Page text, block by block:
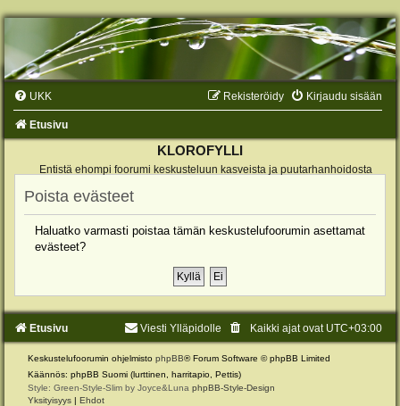
UKK Kirjaudu sisään
Rekisteröidy
Etusivu
KLOROFYLLI
Entistä ehompi foorumi keskusteluun kasveista ja puutarhanhoidosta
Poista evästeet
Haluatko varmasti poistaa tämän keskustelufoorumin asettamat
evästeet?
Etusivu Kaikki ajat ovat UTC+03:00
Viesti Ylläpidolle
Keskustelufoorumin ohjelmisto phpBB® Forum Software © phpBB Limited
Käännös: phpBB Suomi (lurttinen, harritapio, Pettis)
Style: Green-Style-Slim by Joyce&Luna phpBB-Style-Design
Yksityisyys | Ehdot